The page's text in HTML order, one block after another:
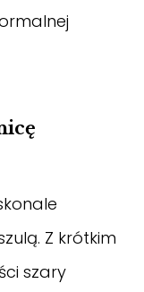
Z krótkim
szary